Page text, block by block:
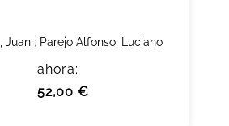
Juan ; Parejo Alfonso, Luciano
ahora:
52,00 €